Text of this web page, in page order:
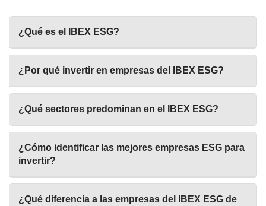
¿Qué es el IBEX ESG?
¿Por qué invertir en empresas del IBEX ESG?
¿Qué sectores predominan en el IBEX ESG?
¿Cómo identificar las mejores empresas ESG para
invertir?
¿Qué diferencia a las empresas del IBEX ESG de